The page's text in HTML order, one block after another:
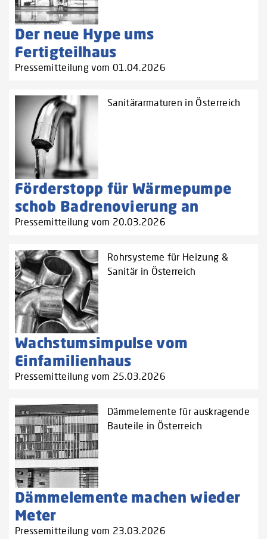
Der neue Hype ums
Fertigteilhaus
Pressemitteilung vom 01.04.2026
Sanitärarmaturen in Österreich
Förderstopp für Wärmepumpe
schob Badrenovierung an
Pressemitteilung vom 20.03.2026
Rohrsysteme für Heizung &
Sanitär in Österreich
Wachstumsimpulse vom
Einfamilienhaus
Pressemitteilung vom 25.03.2026
Dämmelemente für auskragende
Bauteile in Österreich
Dämmelemente machen wieder
Meter
Pressemitteilung vom 23.03.2026